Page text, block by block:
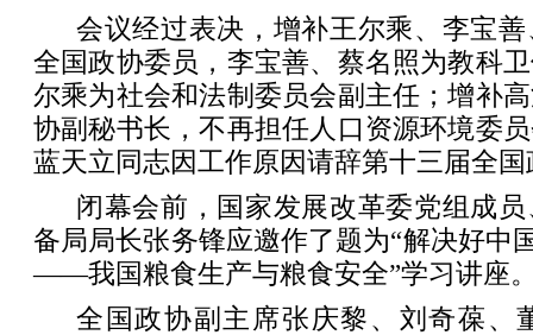
会议经过表决，增补王尔乘、李宝
全国政协委员，李宝善、蔡名照为教科
尔乘为社会和法制委员会副主任；增补
协副秘书长，不再担任人口资源环境委
蓝天立同志因工作原因请辞第十三届全
闭幕会前，国家发展改革委党组成
备局局长张务锋应邀作了题为“解决好中
——我国粮食生产与粮食安全”学习讲座
全国政协副主席张庆黎、刘奇葆、